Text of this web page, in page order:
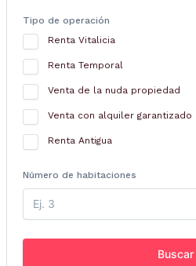
Tipo de operación
Renta Vitalicia
Renta Temporal
Venta de la nuda propiedad
Venta con alquiler garantizado
Renta Antigua
Número de habitaciones
Buscar